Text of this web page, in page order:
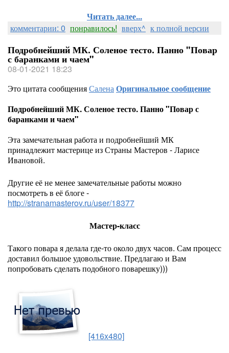
Читать далее...
комментарии: 0 понравилось! вверх^ к полной версии
Подробнейший МК. Соленое тесто. Панно "Повар
с баранками и чаем"
08-01-2021 18:23
Это цитата сообщенияСаленаОригинальное сообщение
Подробнейший МК. Соленое тесто. Панно "Повар с
баранками и чаем"
Эта замечательная работа и подробнейший МК
принадлежит мастерице из Страны Мастеров - Ларисе
Ивановой.
Другие её не менее замечательные работы можно
посмотреть в её блоге -
http://stranamasterov.ru/user/18377
Мастер-класс
Такого повара я делала где-то около двух часов. Сам процесс
доставил большое удовольствие. Предлагаю и Вам
попробовать сделать подобного поварешку)))
[416x480]